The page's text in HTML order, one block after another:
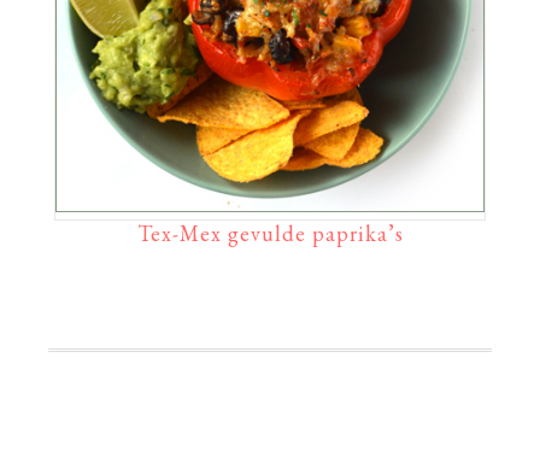
Tex-Mex gevulde paprika’s